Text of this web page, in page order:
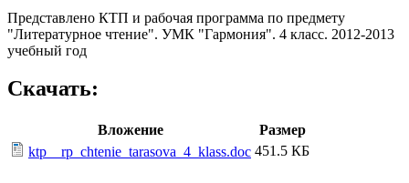
Представлено КТП и рабочая программа по предмету
"Литературное чтение". УМК "Гармония". 4 класс. 2012-2013
учебный год
Скачать:
Вложение
Размер
ktp__rp_chtenie_tarasova_4_klass.doc 451.5 КБ